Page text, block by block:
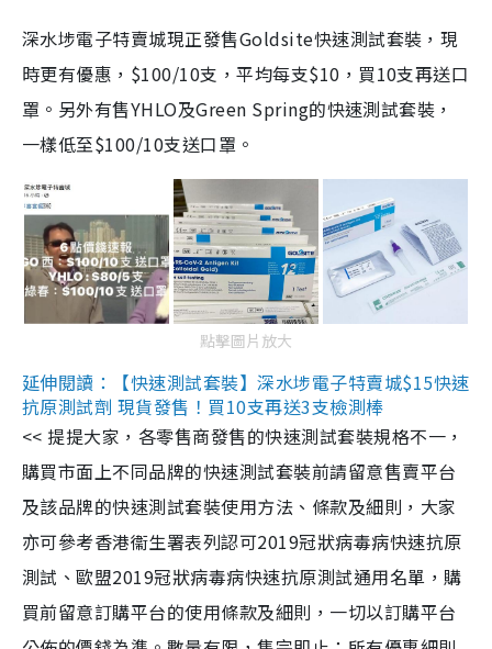
深水埗電子特賣城現正發售Goldsite快速測試套裝，現
時更有優惠，$100/10支，平均每支$10，買10支再送口
罩。另外有售YHLO及Green Spring的快速測試套裝，
一樣低至$100/10支送口罩。
點擊圖片放大
延伸閱讀：【快速測試套裝】深水埗電子特賣城$15快速
抗原測試劑 現貨發售！買10支再送3支檢測棒
<< 提提大家，各零售商發售的快速測試套裝規格不一，
購買市面上不同品牌的快速測試套裝前請留意售賣平台
及該品牌的快速測試套裝使用方法、條款及細則，大家
亦可參考香港衞生署表列認可2019冠狀病毒病快速抗原
測試、歐盟2019冠狀病毒病快速抗原測試通用名單，購
買前留意訂購平台的使用條款及細則，一切以訂購平台